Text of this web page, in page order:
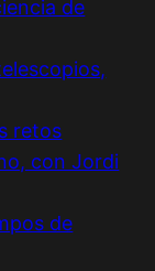
de
retos
con Jordi
de